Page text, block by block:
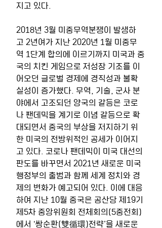
지고 있다.
2018년 3월 미중무역분쟁이 발생하
고 2년여가 지난 2020년 1월 미중무
역 1단계 합의에 이르기까지 미국과 중
국의 치킨 게임으로 저성장 기조를 이
어오던 글로벌 경제에 경직성과 불확
실성이 증가했다. 무역, 기술, 군사 분
야에서 고조되던 양국의 갈등은 코로
나 팬데믹을 계기로 이념 갈등으로 확
대되면서 중국의 부상을 저지하기 위
한 미국의 전방위적인 공세가 이어지
고 있다. 코로나 팬데믹이 미국 대선의
판도를 바꾸면서 2021년 새로운 미국
행정부의 출범과 함께 세계 정치와 경
제의 변화가 예고되어 있다. 이에 대응
하여 지난 10월 중국은 공산당 제19기
제5차 중앙위원회 전체회의(5중전회)
에서 ‘쌍순환(雙循環)전략’을 새로운